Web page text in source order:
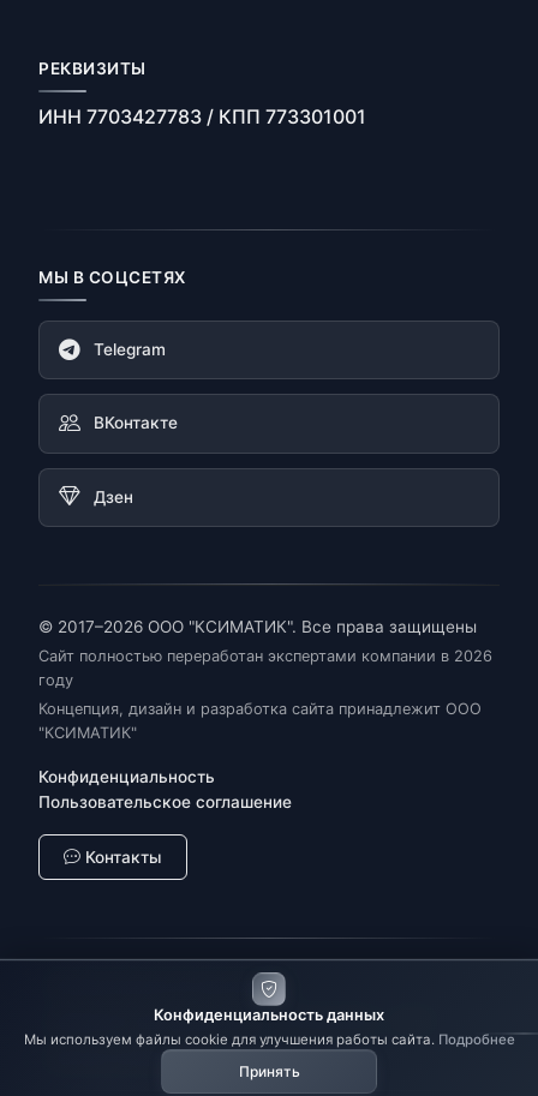
РЕКВИЗИТЫ
ИНН 7703427783 / КПП 773301001
МЫ В СОЦСЕТЯХ
Telegram
ВКонтакте
Дзен
© 2017–2026 ООО "КСИМАТИК". Все права защищены
Сайт полностью переработан экспертами компании в 2026
году
Концепция, дизайн и разработка сайта принадлежит ООО
"КСИМАТИК"
Конфиденциальность
Пользовательское соглашение
Контакты
Промышленная автоматизация
Цифровая трансформация SCADA/MES
Импортозамещение
Конфиденциальность данных
Мы используем файлы cookie для улучшения работы сайта. Подробнее
Принять